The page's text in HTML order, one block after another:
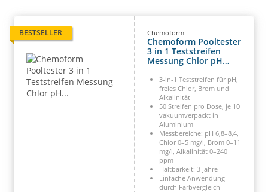
BESTSELLER Chemoform
Chemoform Pooltester
3 in 1 Teststreifen
Messung Chlor pH
Quicktest
3-in-1 Teststreifen für pH,
freies Chlor, Brom und
Alkalinität
50 Streifen pro Dose, je 10
vakuumverpackt in
Aluminium
Messbereiche: pH 6,8–8,4,
Chlor 0–5 mg/l, Brom 0–11
mg/l, Alkalinität 0–240
ppm
Haltbarkeit: 3 Jahre
Einfache Anwendung
durch Farbvergleich